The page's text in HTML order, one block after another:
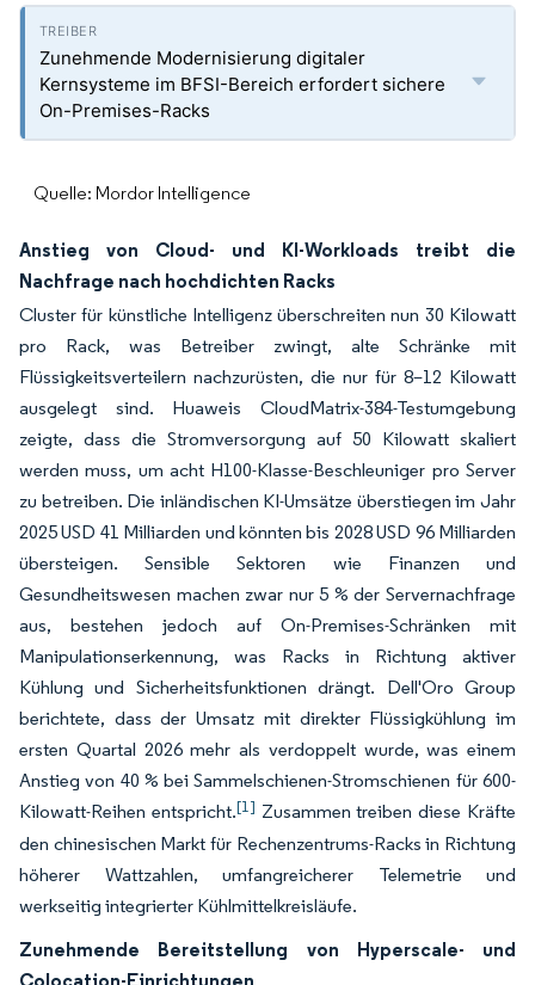
Zunehmende Modernisierung digitaler
Kernsysteme im BFSI-Bereich erfordert sichere
On-Premises-Racks
Quelle: Mordor Intelligence
Anstieg von Cloud- und KI-Workloads treibt die
Nachfrage nach hochdichten Racks
Cluster für künstliche Intelligenz überschreiten nun 30 Kilowatt
pro Rack, was Betreiber zwingt, alte Schränke mit
Flüssigkeitsverteilern nachzurüsten, die nur für 8–12 Kilowatt
ausgelegt sind. Huaweis CloudMatrix-384-Testumgebung
zeigte, dass die Stromversorgung auf 50 Kilowatt skaliert
werden muss, um acht H100-Klasse-Beschleuniger pro Server
zu betreiben. Die inländischen KI-Umsätze überstiegen im Jahr
2025 USD 41 Milliarden und könnten bis 2028 USD 96 Milliarden
übersteigen. Sensible Sektoren wie Finanzen und
Gesundheitswesen machen zwar nur 5 % der Servernachfrage
aus, bestehen jedoch auf On-Premises-Schränken mit
Manipulationserkennung, was Racks in Richtung aktiver
Kühlung und Sicherheitsfunktionen drängt. Dell'Oro Group
berichtete, dass der Umsatz mit direkter Flüssigkühlung im
ersten Quartal 2026 mehr als verdoppelt wurde, was einem
Anstieg von 40 % bei Sammelschienen-Stromschienen für 600-
Kilowatt-Reihen entspricht.[1] Zusammen treiben diese Kräfte
den chinesischen Markt für Rechenzentrums-Racks in Richtung
höherer Wattzahlen, umfangreicherer Telemetrie und
werkseitig integrierter Kühlmittelkreisläufe.
Zunehmende Bereitstellung von Hyperscale- und
Colocation-Einrichtungen